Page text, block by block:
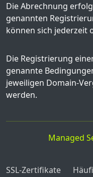
Die Abrechnung
genannten
können sich jederzeit
Die Registrierung
genannte
jeweiligen Domain-
werden.
Managed
SSL-Zertifikate